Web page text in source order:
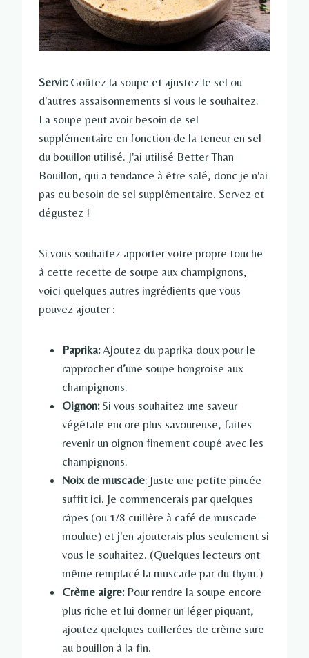
Servir:Goûtez la soupe et ajustez le sel ou
d'autres assaisonnements si vous le souhaitez.
La soupe peut avoir besoin de sel
supplémentaire en fonction de la teneur en sel
du bouillon utilisé. J'ai utilisé Better Than
Bouillon, qui a tendance à être salé, donc je n'ai
pas eu besoin de sel supplémentaire. Servez et
dégustez !
Si vous souhaitez apporter votre propre touche
à cette recette de soupe aux champignons,
voici quelques autres ingrédients que vous
pouvez ajouter :
Paprika:Ajoutez du paprika doux pour le
rapprocher d’une soupe hongroise aux
champignons.
Oignon:Si vous souhaitez une saveur
végétale encore plus savoureuse, faites
revenir un oignon finement coupé avec les
champignons.
Noix de muscade: Juste une petite pincée
suffit ici. Je commencerais par quelques
râpes (ou 1/8 cuillère à café de muscade
moulue) et j'en ajouterais plus seulement si
vous le souhaitez. (Quelques lecteurs ont
même remplacé la muscade par du thym.)
Crème aigre:Pour rendre la soupe encore
plus riche et lui donner un léger piquant,
ajoutez quelques cuillerées de crème sure
au bouillon à la fin.